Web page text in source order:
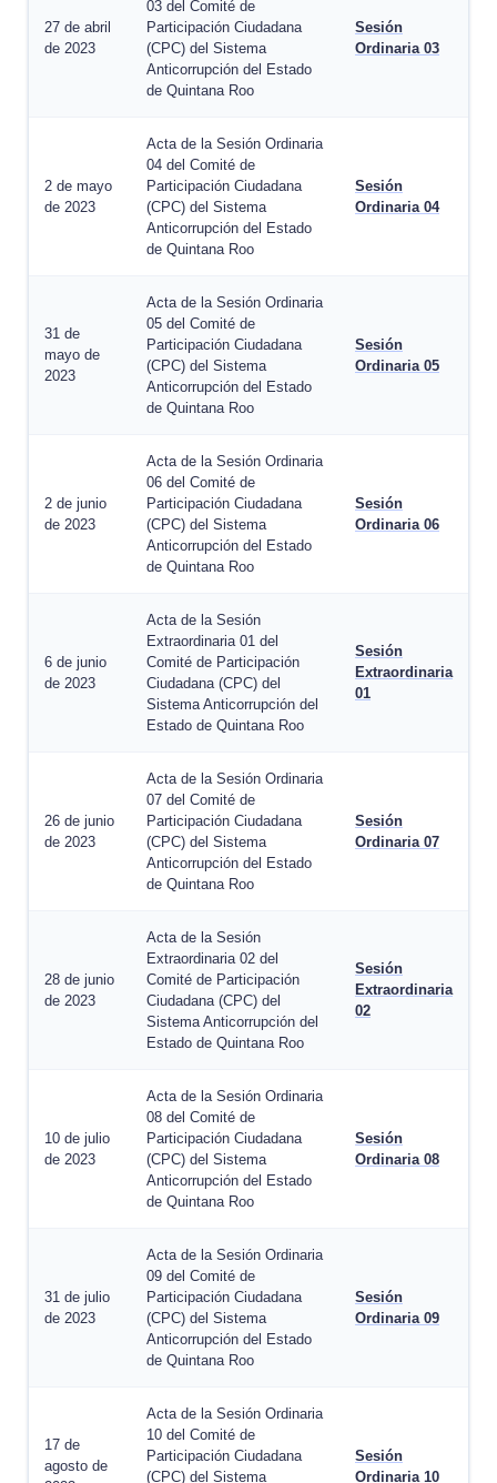
27 de abril
de 2023
03 del Comité de
Participación Ciudadana
(CPC) del Sistema
Anticorrupción del Estado
de Quintana Roo
Sesión
Ordinaria 03
2 de mayo
de 2023
Acta de la Sesión Ordinaria
04 del Comité de
Participación Ciudadana
(CPC) del Sistema
Anticorrupción del Estado
de Quintana Roo
Sesión
Ordinaria 04
31 de
mayo de
2023
Acta de la Sesión Ordinaria
05 del Comité de
Participación Ciudadana
(CPC) del Sistema
Anticorrupción del Estado
de Quintana Roo
Sesión
Ordinaria 05
2 de junio
de 2023
Acta de la Sesión Ordinaria
06 del Comité de
Participación Ciudadana
(CPC) del Sistema
Anticorrupción del Estado
de Quintana Roo
Sesión
Ordinaria 06
6 de junio
de 2023
Acta de la Sesión
Extraordinaria 01 del
Comité de Participación
Ciudadana (CPC) del
Sistema Anticorrupción del
Estado de Quintana Roo
Sesión
Extraordinaria
01
26 de junio
de 2023
Acta de la Sesión Ordinaria
07 del Comité de
Participación Ciudadana
(CPC) del Sistema
Anticorrupción del Estado
de Quintana Roo
Sesión
Ordinaria 07
28 de junio
de 2023
Acta de la Sesión
Extraordinaria 02 del
Comité de Participación
Ciudadana (CPC) del
Sistema Anticorrupción del
Estado de Quintana Roo
Sesión
Extraordinaria
02
10 de julio
de 2023
Acta de la Sesión Ordinaria
08 del Comité de
Participación Ciudadana
(CPC) del Sistema
Anticorrupción del Estado
de Quintana Roo
Sesión
Ordinaria 08
31 de julio
de 2023
Acta de la Sesión Ordinaria
09 del Comité de
Participación Ciudadana
(CPC) del Sistema
Anticorrupción del Estado
de Quintana Roo
Sesión
Ordinaria 09
17 de
agosto de
Acta de la Sesión Ordinaria
10 del Comité de
Participación Ciudadana
(CPC) del Sistema
Sesión
Ordinaria 10